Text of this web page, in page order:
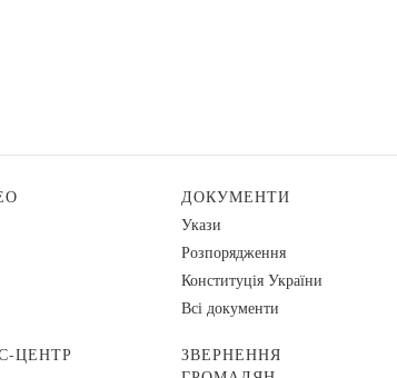
ДОКУМЕНТИ
Укази
Розпорядження
Конституція України
Всі документи
ЦЕНТР
ЗВЕРНЕННЯ